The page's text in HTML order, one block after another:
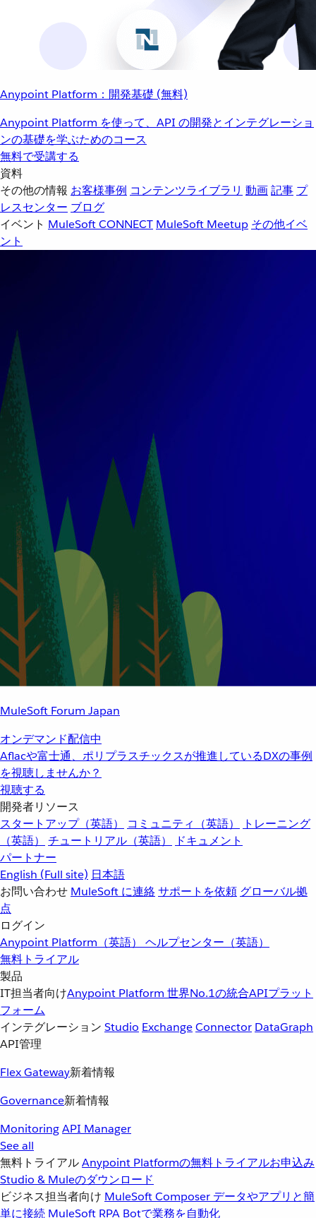
Anypoint Platform：開発基礎 (無料)
Anypoint Platform を使って、API の開発とインテグレーショ
ンの基礎を学ぶためのコース
無料で受講する
資料
その他の情報 お客様事例 コンテンツライブラリ 動画記事 プ
レスセンター ブログ
イベント MuleSoft CONNECT MuleSoft Meetup その他イベ
ント
MuleSoft Forum Japan
オンデマンド配信中
Aflacや富士通、ポリプラスチックスが推進しているDXの事例
を視聴しませんか？
視聴する
開発者リソース
スタートアップ（英語）
コミュニティ（英語）
トレーニング
（英語）
チュートリアル（英語）
ドキュメント
パートナー
English (Full site) 日本語
お問い合わせ MuleSoft に連絡サポートを依頼 グローバル拠
点
ログイン
Anypoint Platform（英語） ヘルプセンター（英語）
無料トライアル
製品
IT担当者向けAnypoint Platform 世界No.1の統合APIプラット
フォーム
インテグレーション Studio ExchangeConnector DataGraph
API管理
Flex Gateway新着情報
Governance新着情報
MonitoringAPI Manager
See all
無料トライアルAnypoint Platformの無料トライアルお申込み
Studio & Muleのダウンロード
ビジネス担当者向け MuleSoft Composer データやアプリと簡
単に接続 MuleSoft RPA Botで業務を自動化